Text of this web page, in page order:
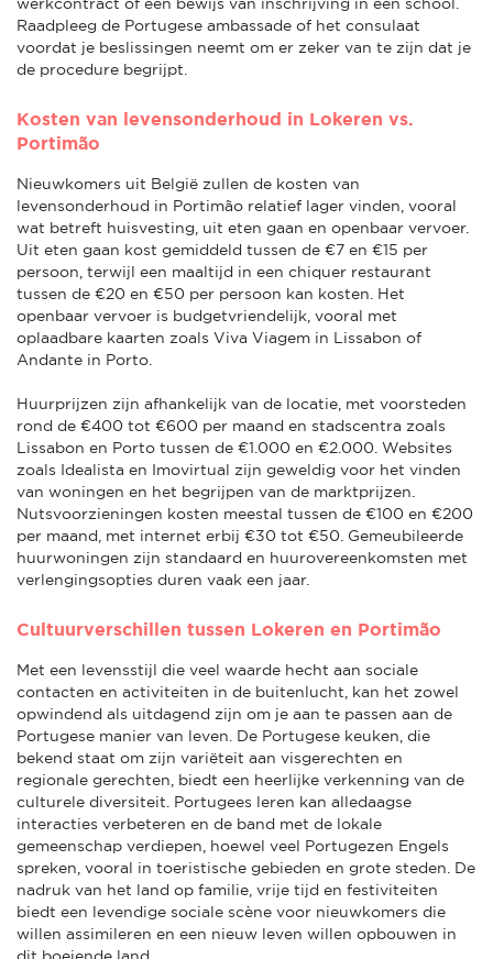
Raadpleeg de Portugese ambassade of het consulaat
voordat je beslissingen neemt om er zeker van te zijn dat je
de procedure begrijpt.
Kosten van levensonderhoud in Lokeren vs.
Portimão
Nieuwkomers uit België zullen de kosten van
levensonderhoud in Portimão relatief lager vinden, vooral
wat betreft huisvesting, uit eten gaan en openbaar vervoer.
Uit eten gaan kost gemiddeld tussen de €7 en €15 per
persoon, terwijl een maaltijd in een chiquer restaurant
tussen de €20 en €50 per persoon kan kosten. Het
openbaar vervoer is budgetvriendelijk, vooral met
oplaadbare kaarten zoals Viva Viagem in Lissabon of
Andante in Porto.
Huurprijzen zijn afhankelijk van de locatie, met voorsteden
rond de €400 tot €600 per maand en stadscentra zoals
Lissabon en Porto tussen de €1.000 en €2.000. Websites
zoals Idealista en Imovirtual zijn geweldig voor het vinden
van woningen en het begrijpen van de marktprijzen.
Nutsvoorzieningen kosten meestal tussen de €100 en €200
per maand, met internet erbij €30 tot €50. Gemeubileerde
huurwoningen zijn standaard en huurovereenkomsten met
verlengingsopties duren vaak een jaar.
Cultuurverschillen tussen Lokeren en Portimão
Met een levensstijl die veel waarde hecht aan sociale
contacten en activiteiten in de buitenlucht, kan het zowel
opwindend als uitdagend zijn om je aan te passen aan de
Portugese manier van leven. De Portugese keuken, die
bekend staat om zijn variëteit aan visgerechten en
regionale gerechten, biedt een heerlijke verkenning van de
culturele diversiteit. Portugees leren kan alledaagse
interacties verbeteren en de band met de lokale
gemeenschap verdiepen, hoewel veel Portugezen Engels
spreken, vooral in toeristische gebieden en grote steden. De
nadruk van het land op familie, vrije tijd en festiviteiten
biedt een levendige sociale scène voor nieuwkomers die
willen assimileren en een nieuw leven willen opbouwen in
dit boeiende land.